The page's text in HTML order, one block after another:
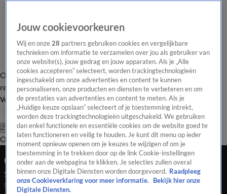
Overzicht Laatste nieuws Regionieuws Het beste van Hart
Tip de
redactie
Volg Hart van Nederland
Zoeken
OverzichtRegioUitzendingenWeerTip de redactiePanelVideo's
Ochtend Editie
Seizoen 2026, aflevering 595
8 feb, 08:00
Jouw cookievoorkeuren
Wij en onze28 partners gebruiken cookies en vergelijkbare
technieken om informatie te verzamelen over jou als gebruiker van
onze website(s), jouw gedrag en jouw apparaten. Als je „Alle
cookies accepteren” selecteert, worden trackingtechnologieën
ingeschakeld om onze advertenties en content te kunnen
personaliseren, onze producten en diensten te verbeteren en om
de prestaties van advertenties en content te meten. Als je
„Huidige keuze opslaan” selecteert of je toestemming intrekt,
worden deze trackingtechnologieën uitgeschakeld. We gebruiken
dan enkel functionele en essentiële cookies om de website goed te
laten functioneren en veilig te houden. Je kunt dit menu op ieder
moment opnieuw openen om je keuzes te wijzigen of om je
toestemming in te trekken door op de link Cookie-instellingen
onder aan de webpagina te klikken. Je selecties zullen overal
binnen onze Digitale Diensten worden doorgevoerd. Raadpleeg
onze Cookieverklaring voor meer informatie.
Bekijk hier onze
Digitale Diensten.